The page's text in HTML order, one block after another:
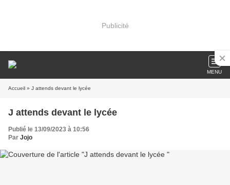
Publicité
MENU
Accueil » J attends devant le lycée
J attends devant le lycée
Publié le 13/09/2023 à 10:56
Par Jojo